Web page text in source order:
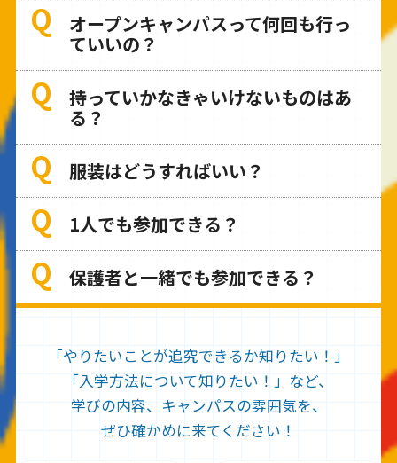
オープンキャンパスって何回も行っ
ていいの？
持っていかなきゃいけないものはあ
る？
服装はどうすればいい？
1人でも参加できる？
保護者と一緒でも参加できる？
「やりたいことが追究できるか知りたい！」
「入学方法について知りたい！」など、
学びの内容、キャンパスの雰囲気を、
ぜひ確かめに来てください！